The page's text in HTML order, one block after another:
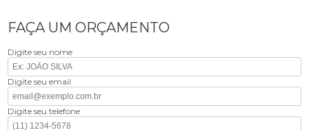
FAÇA UM ORÇAMENTO
Digite seu nome
Digite seu email
Digite seu telefone